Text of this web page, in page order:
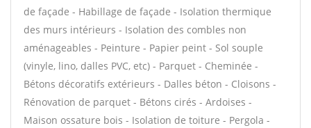
de façade - Habillage de façade - Isolation thermique
des murs intérieurs - Isolation des combles non
aménageables - Peinture - Papier peint - Sol souple
(vinyle, lino, dalles PVC, etc) - Parquet - Cheminée -
Bétons décoratifs extérieurs - Dalles béton - Cloisons -
Rénovation de parquet - Bétons cirés - Ardoises -
Maison ossature bois - Isolation de toiture - Pergola -